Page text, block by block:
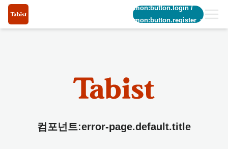
common:button.login/
common:button.register_short
컴포넌트:error-page.default.title